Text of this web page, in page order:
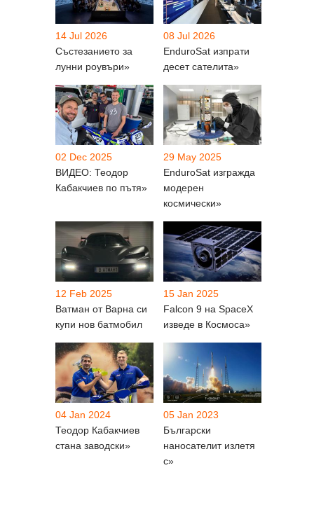
14 Jul 2026
Състезанието за
лунни роувъри»
08 Jul 2026
EnduroSat изпрати
десет сателита»
02 Dec 2025
ВИДЕО: Теодор
Кабакчиев по пътя»
29 May 2025
EnduroSat изгражда
модерен
космически»
12 Feb 2025
Ватман от Варна си
купи нов батмобил
15 Jan 2025
Falcon 9 на SpaceX
изведе в Космоса»
04 Jan 2024
Теодор Кабакчиев
стана заводски»
05 Jan 2023
Български
наносателит излетя
с»